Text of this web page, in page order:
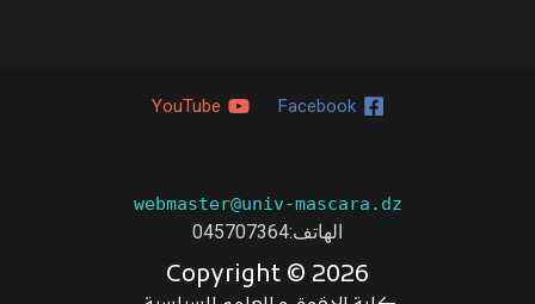
Facebook
YouTube
webmaster@univ-mascara.dz
الهاتف:045707364
Copyright © 2026